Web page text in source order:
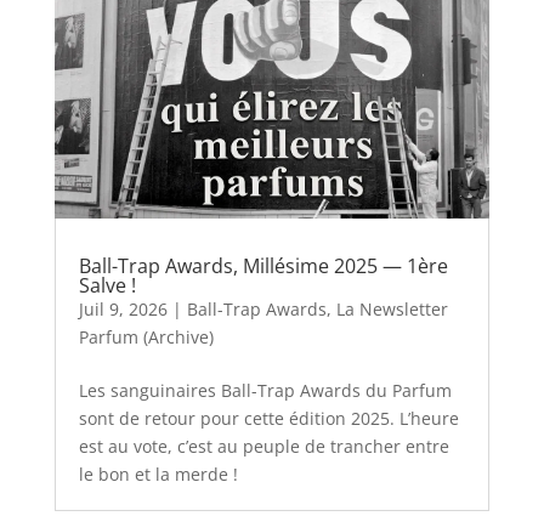
Ball-Trap Awards, Millésime 2025 — 1ère
Salve !
Juil 9, 2026| Ball-Trap Awards, La Newsletter
Parfum (Archive)
Les sanguinaires Ball-Trap Awards du Parfum
sont de retour pour cette édition 2025. L’heure
est au vote, c’est au peuple de trancher entre
le bon et la merde !